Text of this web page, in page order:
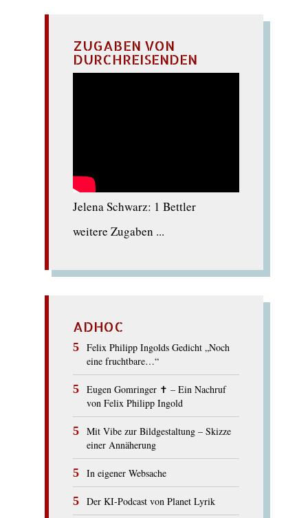
ZUGABEN VON
DURCHREISENDEN
Jelena Schwarz: 1 Bettler
weitere Zugaben ...
ADHOC
Felix Philipp Ingolds Gedicht „Noch
eine fruchtbare…“
Eugen Gomringer ✝︎ – Ein Nachruf
von Felix Philipp Ingold
Mit Vibe zur Bildgestaltung – Skizze
einer Annäherung
In eigener Websache
Der KI-Podcast von Planet Lyrik